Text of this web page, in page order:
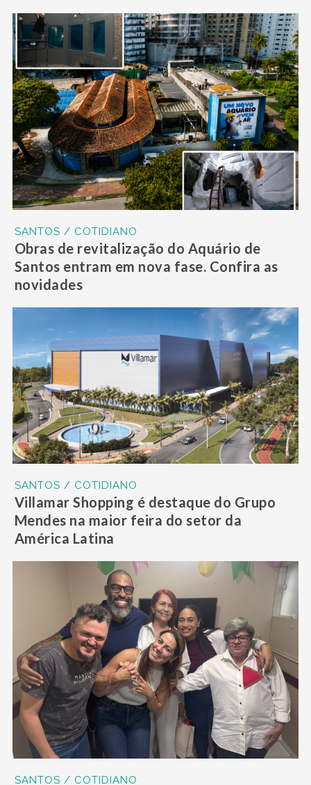
SANTOS / COTIDIANO
Obras de revitalização do Aquário de
Santos entram em nova fase. Confira as
novidades
SANTOS / COTIDIANO
Villamar Shopping é destaque do Grupo
Mendes na maior feira do setor da
América Latina
SANTOS / COTIDIANO